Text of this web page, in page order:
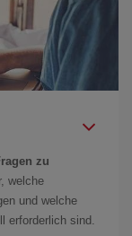
zu
welche
und welche
erforderlich sind.